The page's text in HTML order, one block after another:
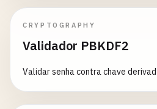
CRYPTOGRAPHY
Validador PBKDF2
Validar senha contra chave